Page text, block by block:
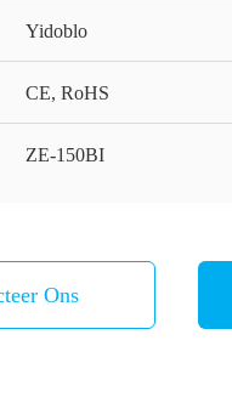
Yidoblo
CE, RoHS
ZE-150BI
Ons